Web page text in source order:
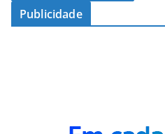
Publicidade